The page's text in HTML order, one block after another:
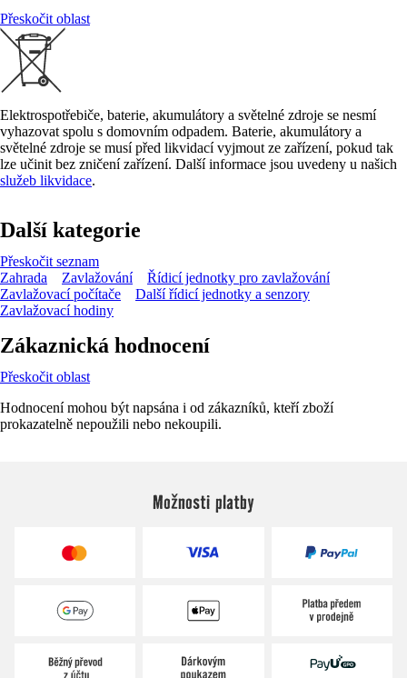
Přeskočit oblast
Elektrospotřebiče, baterie, akumulátory a světelné zdroje se nesmí
vyhazovat spolu s domovním odpadem. Baterie, akumulátory a
světelné zdroje se musí před likvidací vyjmout ze zařízení, pokud tak
lze učinit bez zničení zařízení. Další informace jsou uvedeny u našich
služeb likvidace.
Další kategorie
Přeskočit seznam
Zahrada
Zavlažování
Řídicí jednotky pro zavlažování
Zavlažovací počítače
Další řídicí jednotky a senzory
Zavlažovací hodiny
Zákaznická hodnocení
Přeskočit oblast
Hodnocení mohou být napsána i od zákazníků, kteří zboží
prokazatelně nepoužili nebo nekoupili.
Možnosti platby